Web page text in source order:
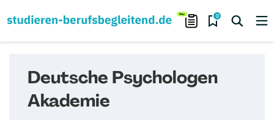
0
Deutsche Psychologen
Akademie